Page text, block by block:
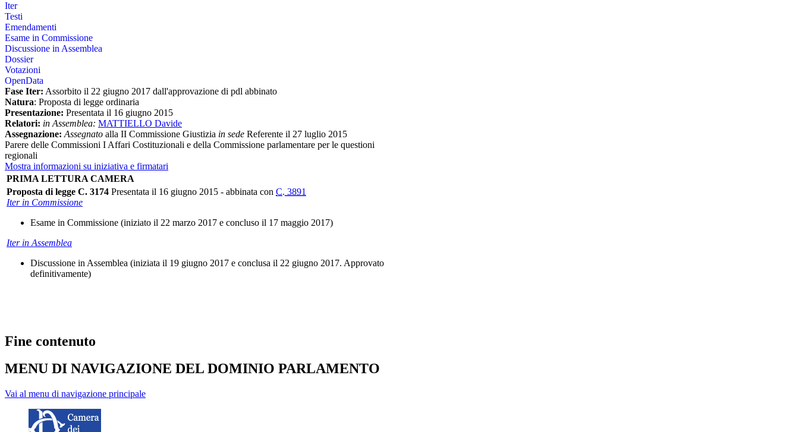
Iter
Testi
Emendamenti
Esame in Commissione
Discussione in Assemblea
Dossier
Votazioni
OpenData
Fase Iter: Assorbito il 22 giugno 2017 dall'approvazione di pdl abbinato
Natura: Proposta di legge ordinaria
Presentazione: Presentata il 16 giugno 2015
Relatori: in Assemblea: MATTIELLO Davide
Assegnazione: Assegnato alla II Commissione Giustizia in sede Referente il 27 luglio 2015
Parere delle Commissioni I Affari Costituzionali e della Commissione parlamentare per le questioni
regionali
Mostra informazioni su iniziativa e firmatari
PRIMA LETTURA CAMERA
Proposta di legge C. 3174 Presentata il 16 giugno 2015 - abbinata con C. 3891
Iter in Commissione
Esame in Commissione (iniziato il 22 marzo 2017 e concluso il 17 maggio 2017)
Iter in Assemblea
Discussione in Assemblea (iniziata il 19 giugno 2017 e conclusa il 22 giugno 2017. Approvato
definitivamente)
Fine contenuto
MENU DI NAVIGAZIONE DEL DOMINIO PARLAMENTO
Vai al menu di navigazione principale